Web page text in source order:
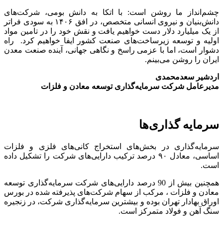
چشم‌انداز ما روشن است: با اتکا به دانش بومی، شرکت‌های
دانش‌بنیان و نیروی انسانی متخصص، در افق ۱۴۰۶ به سودی فراتر
از یک میلیارد دلار دست خواهیم یافت و نقش خود را در تامین مواد
اولیه و توسعه زیرساخت‌های صنعت کشور ایفا خواهیم کرد. راه
دشوار است، اما با عزمی راسخ و نگاهی جهانی، آینده صنعت معدن
ایران را روشن می‌بینم.
اردشیر سعدمحمدی
مدیرعامل شرکت سرمایه‌گذاری توسعه معادن و فلزات
سرمایه گذاری‌ها
سرمایه‌گذاری در بخش‌های استخراج کانی‌های فلزی و فلزات
اساسی، معادل ۹۰ درصد ترکیب دارایی‌های شرکت را تشکیل داده
است.
همچنین بیش از 90 درصد دارایی‌های شرکت سرمایه‌گذاری توسعه
معادن و فلزات ، مرکب از سهام شرکت‌های پذیرفته شده در بورس
اوراق بهادار تهران بوده و بیشترین سرمایه‌گذاری شرکت، در زنجیره
سنگ آهن و فولاد متمرکز است.